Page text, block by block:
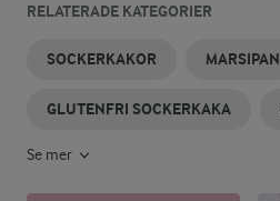
RELATERADE KATEGORIER
SOCKERKAKOR MARSIPAN
GLUTENFRI SOCKERKAKA
Se mer